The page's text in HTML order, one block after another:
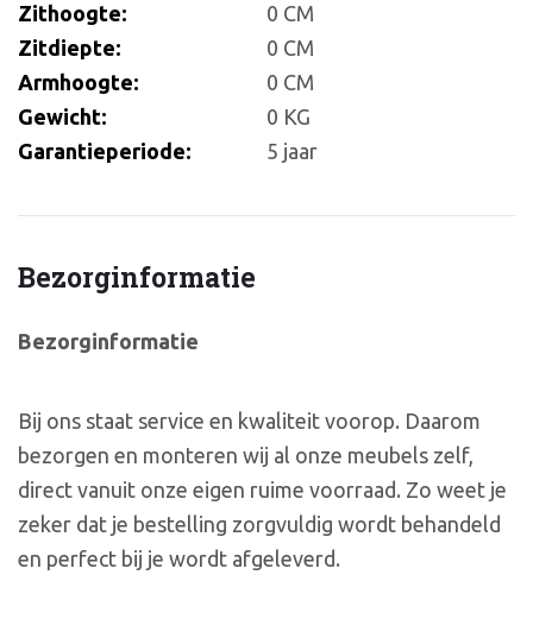
Zithoogte:
0 CM
Zitdiepte:
0 CM
Armhoogte:
0 CM
Gewicht:
0 KG
Garantieperiode:
5 jaar
Bezorginformatie
Bezorginformatie
Bij ons staat service en kwaliteit voorop. Daarom
bezorgen en monteren wij al onze meubels zelf,
direct vanuit onze eigen ruime voorraad. Zo weet je
zeker dat je bestelling zorgvuldig wordt behandeld
en perfect bij je wordt afgeleverd.